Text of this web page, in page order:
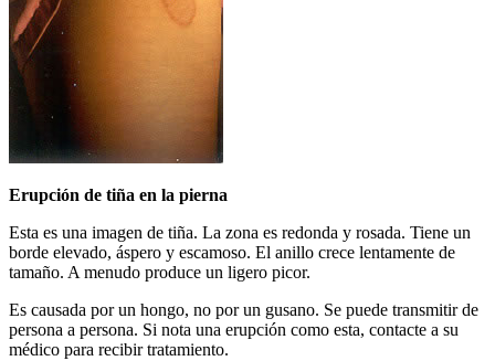
Erupción de tiña en la pierna
Esta es una imagen de tiña. La zona es redonda y rosada. Tiene un
borde elevado, áspero y escamoso. El anillo crece lentamente de
tamaño. A menudo produce un ligero picor.
Es causada por un hongo, no por un gusano. Se puede transmitir de
persona a persona. Si nota una erupción como esta, contacte a su
médico para recibir tratamiento.